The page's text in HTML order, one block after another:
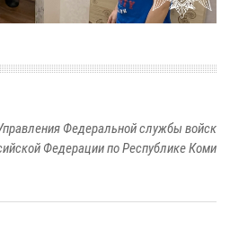
Федеральной службы войск
Федерации по Республике Коми